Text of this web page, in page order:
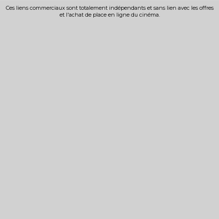
Ces liens commerciaux sont totalement indépendants et sans lien avec les offres
et l'achat de place en ligne du cinéma.